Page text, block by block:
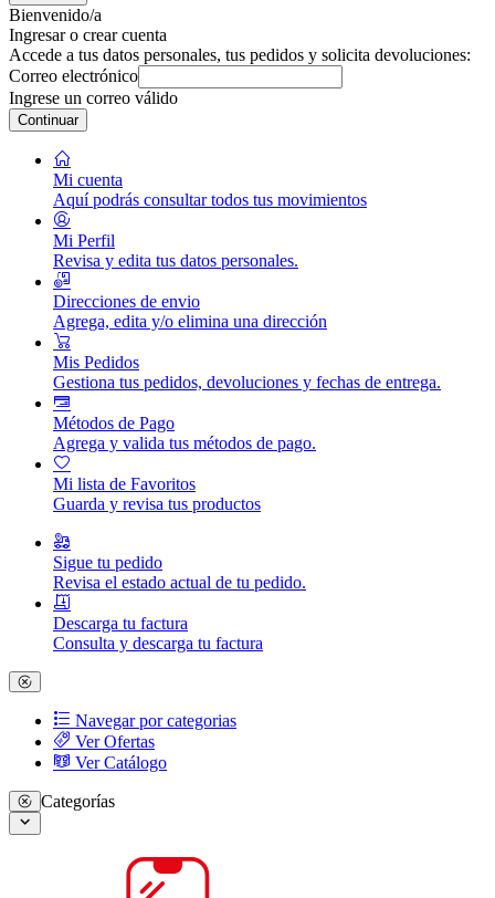
Bienvenido/a
Ingresar o crear cuenta
Accede a tus datos personales, tus pedidos y solicita devoluciones:
Correo electrónico
Ingrese un correo válido
Continuar
Mi cuenta
Aquí podrás consultar todos tus movimientos
Mi Perfil
Revisa y edita tus datos personales.
Direcciones de envio
Agrega, edita y/o elimina una dirección
Mis Pedidos
Gestiona tus pedidos, devoluciones y fechas de entrega.
Métodos de Pago
Agrega y valida tus métodos de pago.
Mi lista de Favoritos
Guarda y revisa tus productos
Sigue tu pedido
Revisa el estado actual de tu pedido.
Descarga tu factura
Consulta y descarga tu factura
Navegar por categorias
Ver Ofertas
Ver Catálogo
Categorías